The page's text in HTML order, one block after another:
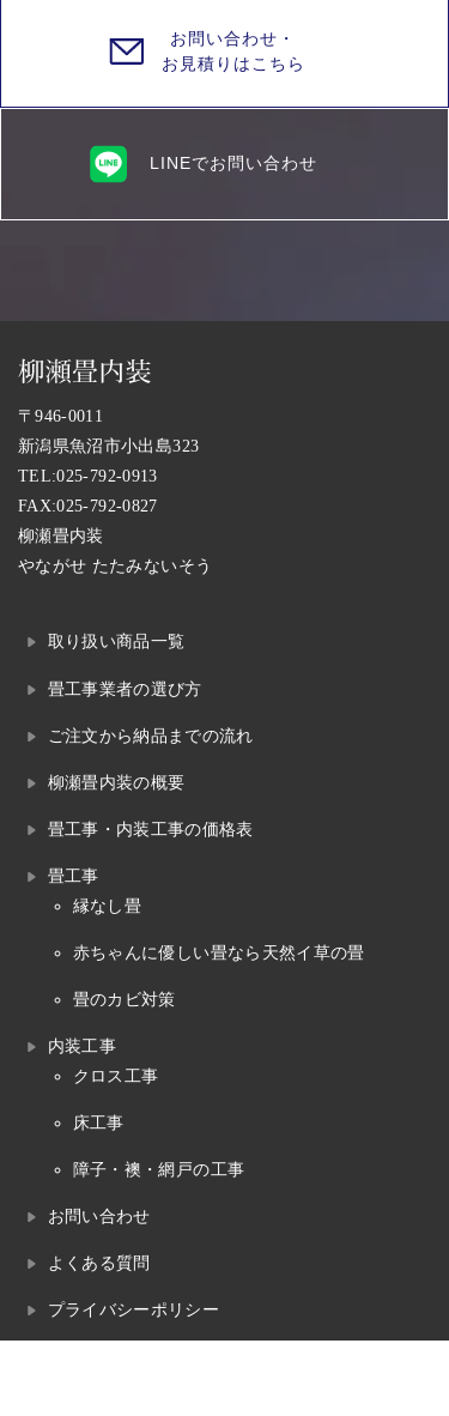
お問い合わせ・
お見積りはこちら
LINEでお問い合わせ
〒946-0011
新潟県魚沼市小出島323
TEL:025-792-0913
FAX:025-792-0827
柳瀬畳内装
やながせ たたみないそう
取り扱い商品一覧
畳工事業者の選び方
ご注文から納品までの流れ
柳瀬畳内装の概要
畳工事・内装工事の価格表
畳工事
縁なし畳
赤ちゃんに優しい畳なら天然イ草の畳
畳のカビ対策
内装工事
クロス工事
床工事
障子・襖・網戸の工事
お問い合わせ
よくある質問
プライバシーポリシー